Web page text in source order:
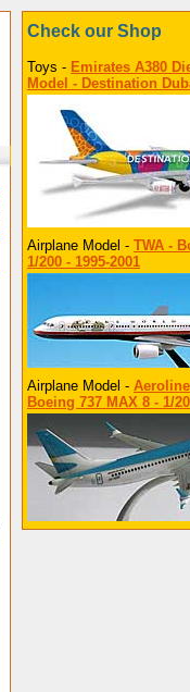
Check our Shop
Toys - Emirates A380
Model - Destination
Airplane Model - TWA -
1/200 - 1995-2001
Airplane Model -
Boeing 737 MAX 8 - 1/